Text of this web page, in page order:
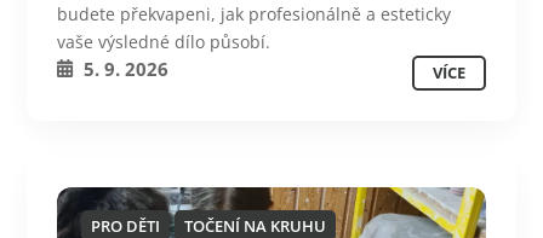
budete překvapeni, jak profesionálně a esteticky
vaše výsledné dílo působí.
5. 9. 2026 VÍCE
PRO DĚTI TOČENÍ NA KRUHU